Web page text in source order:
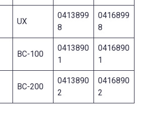
UX
0413899
8
0416899
8
BC-100
0413890
1
0416890
1
BC-200
0413890
2
0416890
2